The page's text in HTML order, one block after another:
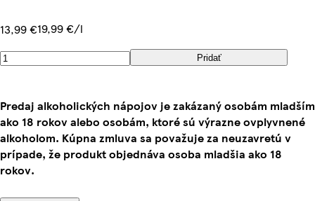
13,99 €19,99 €/l
Pridať
Predaj alkoholických nápojov je zakázaný osobám mladším
ako 18 rokov alebo osobám, ktoré sú výrazne ovplyvnené
alkoholom. Kúpna zmluva sa považuje za neuzavretú v
prípade, že produkt objednáva osoba mladšia ako 18
rokov.